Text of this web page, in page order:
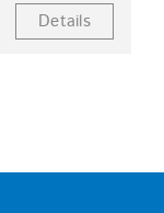
Details